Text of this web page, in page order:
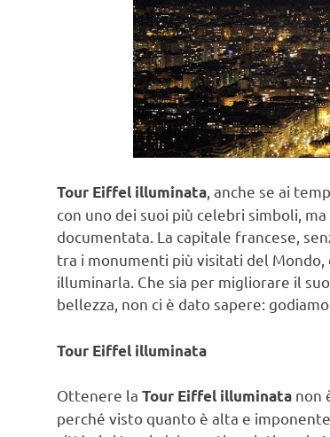
Tour Eiffel illuminata, anche se ai
con uno dei suoi più celebri simboli,
documentata. La capitale francese,
tra i monumenti più visitati del Mondo,
illuminarla. Che sia per migliorare il
bellezza, non ci è dato sapere:
Tour Eiffel illuminata
Ottenere la Tour Eiffel illuminata non
perché visto quanto è alta e